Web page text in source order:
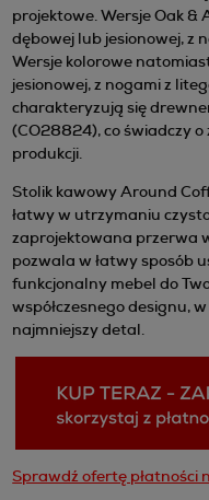
projektowe. Wersje Oak &
dębowej lub jesionowej, z
Wersje kolorowe
jesionowej, z nogami z
charakteryzują się
(CO28824), co świadczy
produkcji.
Stolik kawowy Around
łatwy w utrzymaniu
zaprojektowana przerwa
pozwala w łatwy sposób
funkcjonalny mebel do
współczesnego designu,
najmniejszy detal.
Sprawdź ofertę płatności